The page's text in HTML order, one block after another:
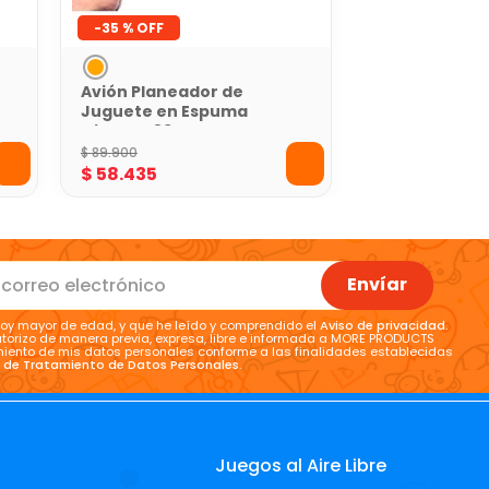
-35 %
Avión Planeador de
Juguete en Espuma
Gigante 83 Cm
$89.900
$ 58.435
Envíar
mayor de edad, y que he leído y comprendido elAviso de privacidad.
de manera previa, expresa, libre e informada a MORE PRODUCTS
de mis datos personales conforme a las finalidades establecidas
Tratamiento de Datos Personales.
Juegos al Aire Libre